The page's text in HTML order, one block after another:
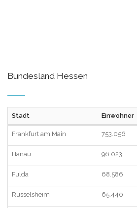
Bundesland Hessen
Stadt Einwohner
Frankfurt am Main 753.056
Hanau 96.023
Fulda 68.586
Rüsselsheim 65.440